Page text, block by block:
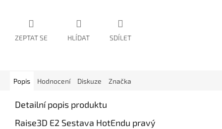
ZEPTAT SE HLÍDAT SDÍLET
Popis Hodnocení Diskuze Značka
Detailní popis produktu
Raise3D E2 Sestava HotEndu pravý